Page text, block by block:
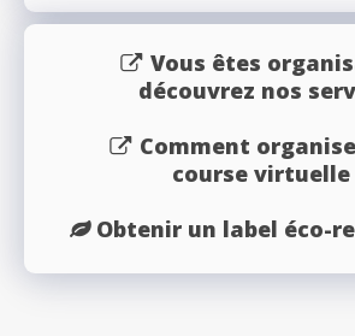
Vous êtes
découvrez nos
Comment
course virtuelle
Obtenir un label éco-